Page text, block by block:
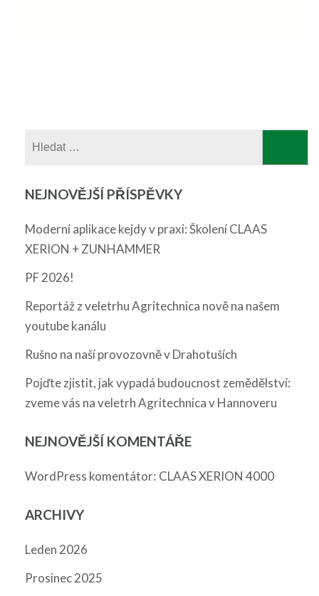
NEJNOVĚJŠÍ PŘÍSPĚVKY
Moderní aplikace kejdy v praxi: Školení CLAAS
XERION + ZUNHAMMER
PF 2026!
Reportáž z veletrhu Agritechnica nově na našem
youtube kanálu
Rušno na naší provozovně v Drahotuších
Pojďte zjistit, jak vypadá budoucnost zemědělství:
zveme vás na veletrh Agritechnica v Hannoveru
NEJNOVĚJŠÍ KOMENTÁŘE
WordPress komentátor: CLAAS XERION 4000
ARCHIVY
Leden 2026
Prosinec 2025